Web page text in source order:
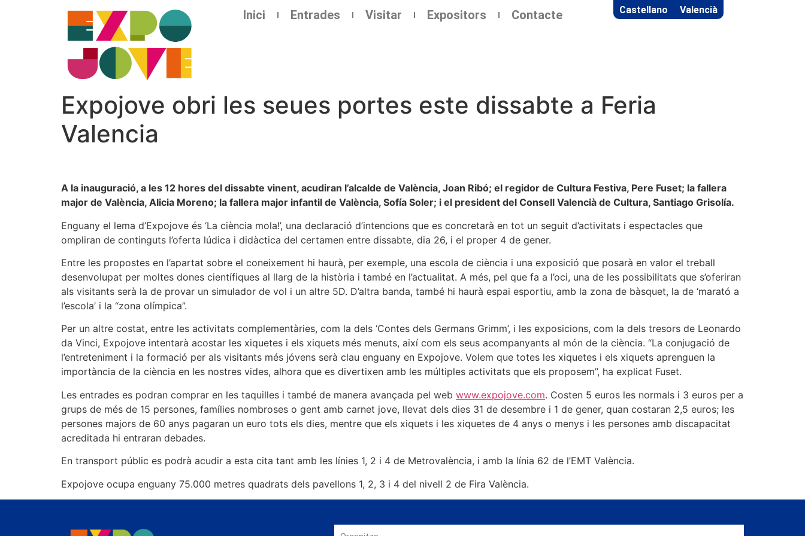
Inici Entrades Visitar Expositors Contacte Castellano Valencià
Expojove obri les seues portes este dissabte a Feria
Valencia
A la inauguració, a les 12 hores del dissabte vinent, acudiran l’alcalde de València, Joan Ribó; el regidor de Cultura Festiva, Pere Fuset; la fallera
major de València, Alicia Moreno; la fallera major infantil de València, Sofía Soler; i el president del Consell Valencià de Cultura, Santiago Grisolía.
Enguany el lema d’Expojove és ‘La ciència mola!’, una declaració d’intencions que es concretarà en tot un seguit d’activitats i espectacles que
ompliran de continguts l’oferta lúdica i didàctica del certamen entre dissabte, dia 26, i el proper 4 de gener.
Entre les propostes en l’apartat sobre el coneixement hi haurà, per exemple, una escola de ciència i una exposició que posarà en valor el treball
desenvolupat per moltes dones científiques al llarg de la història i també en l’actualitat. A més, pel que fa a l’oci, una de les possibilitats que s’oferiran
als visitants serà la de provar un simulador de vol i un altre 5D. D’altra banda, també hi haurà espai esportiu, amb la zona de bàsquet, la de ‘marató a
l’escola’ i la “zona olímpica”.
Per un altre costat, entre les activitats complementàries, com la dels ‘Contes dels Germans Grimm’, i les exposicions, com la dels tresors de Leonardo
da Vinci, Expojove intentarà acostar les xiquetes i els xiquets més menuts, així com els seus acompanyants al món de la ciència. “La conjugació de
l’entreteniment i la formació per als visitants més jóvens serà clau enguany en Expojove. Volem que totes les xiquetes i els xiquets aprenguen la
importància de la ciència en les nostres vides, alhora que es divertixen amb les múltiples activitats que els proposem”, ha explicat Fuset.
Les entrades es podran comprar en les taquilles i també de manera avançada pel web www.expojove.com. Costen 5 euros les normals i 3 euros per a
grups de més de 15 persones, famílies nombroses o gent amb carnet jove, llevat dels dies 31 de desembre i 1 de gener, quan costaran 2,5 euros; les
persones majors de 60 anys pagaran un euro tots els dies, mentre que els xiquets i les xiquetes de 4 anys o menys i les persones amb discapacitat
acreditada hi entraran debades.
En transport públic es podrà acudir a esta cita tant amb les línies 1, 2 i 4 de Metrovalència, i amb la línia 62 de l’EMT València.
Expojove ocupa enguany 75.000 metres quadrats dels pavellons 1, 2, 3 i 4 del nivell 2 de Fira València.